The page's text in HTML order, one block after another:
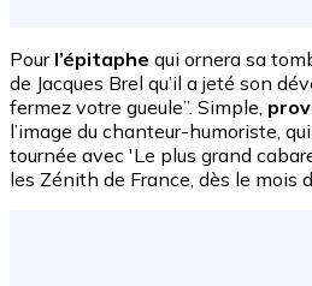
Pour l’épitaphe qui ornera sa
de Jacques Brel qu’il a jeté son
fermez votre gueule”. Simple,
l’image du chanteur-humoriste,
tournée avec 'Le plus grand
les Zénith de France, dès le mois